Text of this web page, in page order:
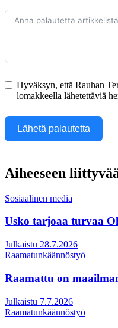
Hyväksyn, että Rauhan
lomakkeella lähetettäviä
Lähetä palautetta
Aiheeseen
Sosiaalinen media
Usko tarjoaa turvaa
Julkaistu 28.7.2026
Raamatunkäännöstyö
Raamattu on
Julkaistu 7.7.2026
Raamatunkäännöstyö